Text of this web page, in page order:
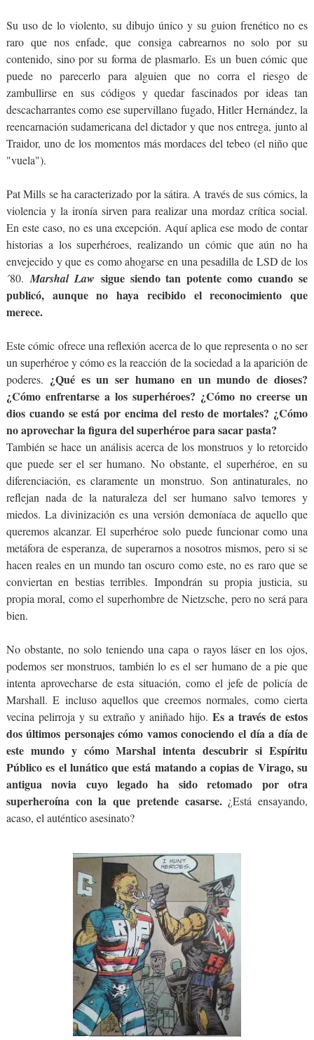
Su uso de lo violento, su dibujo único y su guion frenético no es
raro que nos enfade, que consiga cabrearnos no solo por su
contenido, sino por su forma de plasmarlo. Es un buen cómic que
puede no parecerlo para alguien que no corra el riesgo de
zambullirse en sus códigos y quedar fascinados por ideas tan
descacharrantes como ese supervillano fugado, Hitler Hernández, la
reencarnación sudamericana del dictador y que nos entrega, junto al
Traidor, uno de los momentos más mordaces del tebeo (el niño que
"vuela").
Pat Mills se ha caracterizado por la sátira. A través de sus cómics, la
violencia y la ironía sirven para realizar una mordaz crítica social.
En este caso, no es una excepción. Aquí aplica ese modo de contar
historias a los superhéroes, realizando un cómic que aún no ha
envejecido y que es como ahogarse en una pesadilla de LSD de los
´80. Marshal Law sigue siendo tan potente como cuando se
publicó, aunque no haya recibido el reconocimiento que
merece.
Este cómic ofrece una reflexión acerca de lo que representa o no ser
un superhéroe y cómo es la reacción de la sociedad a la aparición de
poderes. ¿Qué es un ser humano en un mundo de dioses?
¿Cómo enfrentarse a los superhéroes? ¿Cómo no creerse un
dios cuando se está por encima del resto de mortales? ¿Cómo
no aprovechar la figura del superhéroe para sacar pasta?
También se hace un análisis acerca de los monstruos y lo retorcido
que puede ser el ser humano. No obstante, el superhéroe, en su
diferenciación, es claramente un monstruo. Son antinaturales, no
reflejan nada de la naturaleza del ser humano salvo temores y
miedos. La divinización es una versión demoníaca de aquello que
queremos alcanzar. El superhéroe solo puede funcionar como una
metáfora de esperanza, de superarnos a nosotros mismos, pero si se
hacen reales en un mundo tan oscuro como este, no es raro que se
conviertan en bestias terribles. Impondrán su propia justicia, su
propia moral, como el superhombre de Nietzsche, pero no será para
bien.
No obstante, no solo teniendo una capa o rayos láser en los ojos,
podemos ser monstruos, también lo es el ser humano de a pie que
intenta aprovecharse de esta situación, como el jefe de policía de
Marshall. E incluso aquellos que creemos normales, como cierta
vecina pelirroja y su extraño y aniñado hijo. Es a través de estos
dos últimos personajes cómo vamos conociendo el día a día de
este mundo y cómo Marshal intenta descubrir si Espíritu
Público es el lunático que está matando a copias de Virago, su
antigua novia cuyo legado ha sido retomado por otra
superheroína con la que pretende casarse.¿Está ensayando,
acaso, el auténtico asesinato?